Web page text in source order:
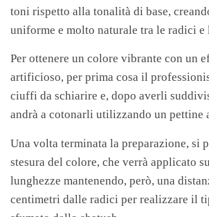
toni rispetto alla tonalità di base,
uniforme e molto naturale tra le radici e
Per ottenere un colore vibrante con un
artificioso, per prima cosa il
ciuffi da schiarire e, dopo averli
andrà a cotonarli utilizzando un pettine
Una volta terminata la preparazione, si
stesura del colore, che verrà applicato
lunghezze mantenendo, però, una
centimetri dalle radici per realizzare il